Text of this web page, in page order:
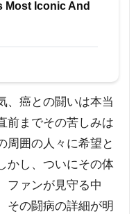
、癌との闘いは本当
前までその苦しみは
周囲の人々に希望と
かし、ついにその体
ファンが見守る中
その闘病の詳細が明